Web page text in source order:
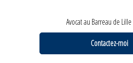
Avocat au Barreau de
Contactez-moi